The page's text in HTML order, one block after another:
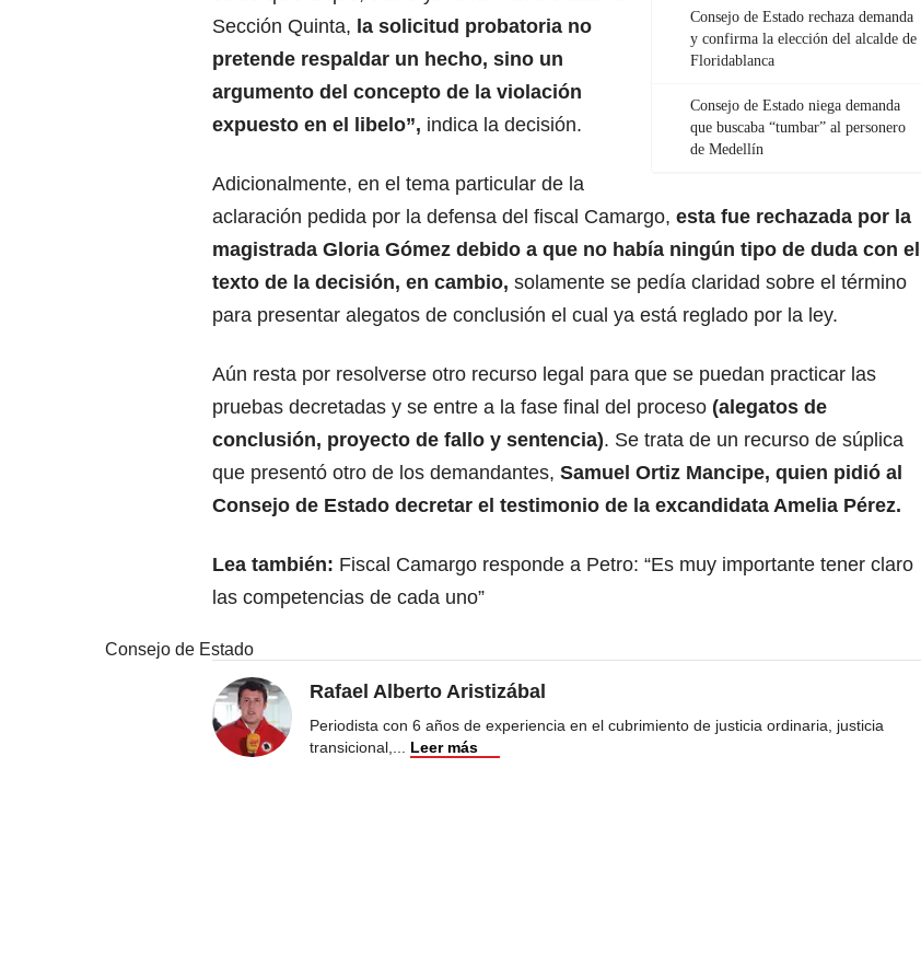
Consejo de Estado rechaza demanda
y confirma la elección del alcalde de
Floridablanca
Consejo de Estado niega demanda
que buscaba “tumbar” al personero
de Medellín
Sección Quinta, la solicitud probatoria no
pretende respaldar un hecho, sino un
argumento del concepto de la violación
expuesto en el libelo”, indica la decisión.
Adicionalmente, en el tema particular de la
aclaración pedida por la defensa del fiscal Camargo, esta fue rechazada por la
magistrada Gloria Gómez debido a que no había ningún tipo de duda con el
texto de la decisión, en cambio, solamente se pedía claridad sobre el término
para presentar alegatos de conclusión el cual ya está reglado por la ley.
Aún resta por resolverse otro recurso legal para que se puedan practicar las
pruebas decretadas y se entre a la fase final del proceso (alegatos de
conclusión, proyecto de fallo y sentencia). Se trata de un recurso de súplica
que presentó otro de los demandantes, Samuel Ortiz Mancipe, quien pidió al
Consejo de Estado decretar el testimonio de la excandidata Amelia Pérez.
Lea también: Fiscal Camargo responde a Petro: “Es muy importante tener claro
las competencias de cada uno”
Consejo de Estado
Rafael Alberto Aristizábal
Periodista con 6 años de experiencia en el cubrimiento de justicia ordinaria, justicia
transicional,... Leer más